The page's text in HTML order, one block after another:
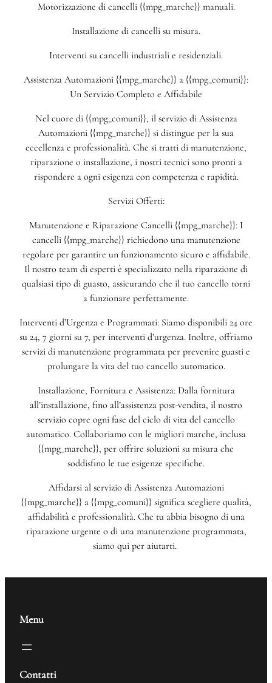
Motorizzazione di cancelli {{mpg_marche}} manuali.
Installazione di cancelli su misura.
Interventi su cancelli industriali e residenziali.
Assistenza Automazioni {{mpg_marche}} a {{mpg_comuni}}:
Un Servizio Completo e Affidabile
Nel cuore di {{mpg_comuni}}, il servizio di Assistenza
Automazioni {{mpg_marche}} si distingue per la sua
eccellenza e professionalità. Che si tratti di manutenzione,
riparazione o installazione, i nostri tecnici sono pronti a
rispondere a ogni esigenza con competenza e rapidità.
Servizi Offerti:
Manutenzione e Riparazione Cancelli {{mpg_marche}}: I
cancelli {{mpg_marche}} richiedono una manutenzione
regolare per garantire un funzionamento sicuro e affidabile.
Il nostro team di esperti è specializzato nella riparazione di
qualsiasi tipo di guasto, assicurando che il tuo cancello torni
a funzionare perfettamente.
Interventi d’Urgenza e Programmati: Siamo disponibili 24 ore
su 24, 7 giorni su 7, per interventi d’urgenza. Inoltre, offriamo
servizi di manutenzione programmata per prevenire guasti e
prolungare la vita del tuo cancello automatico.
Installazione, Fornitura e Assistenza: Dalla fornitura
all’installazione, fino all’assistenza post-vendita, il nostro
servizio copre ogni fase del ciclo di vita del cancello
automatico. Collaboriamo con le migliori marche, inclusa
{{mpg_marche}}, per offrire soluzioni su misura che
soddisfino le tue esigenze specifiche.
Affidarsi al servizio di Assistenza Automazioni
{{mpg_marche}} a {{mpg_comuni}} significa scegliere qualità,
affidabilità e professionalità. Che tu abbia bisogno di una
riparazione urgente o di una manutenzione programmata,
siamo qui per aiutarti.
Menu
Contatti